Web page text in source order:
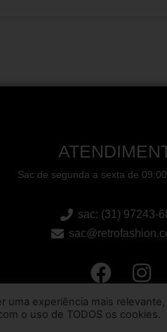
Sac de segunda a sexta de
sac: (31) 97243-
uma experiência mais
o uso de TODOS os cookies.